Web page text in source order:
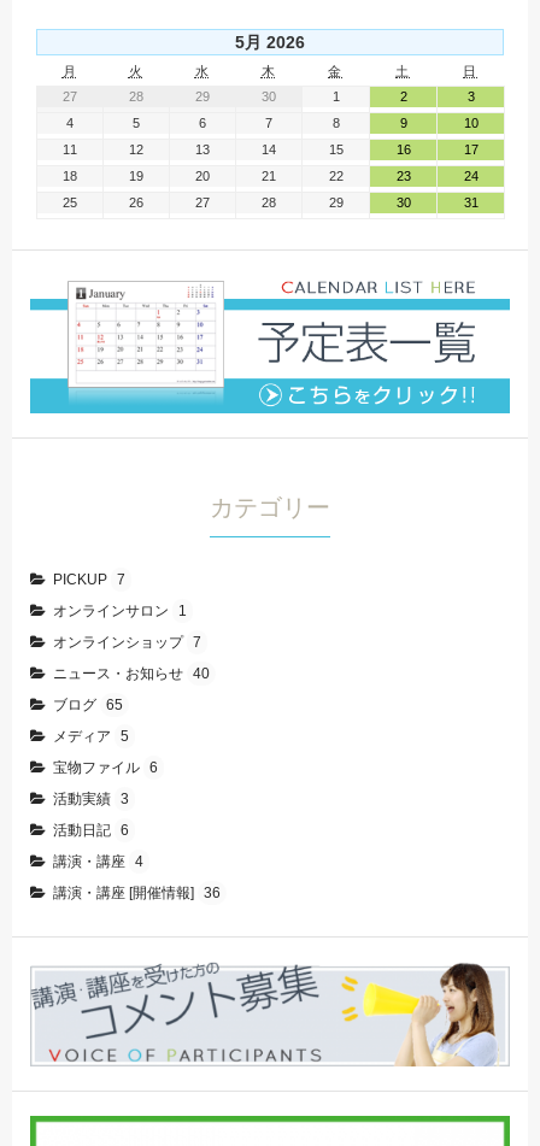
5月 2026
月 火 水 木 金 土
日
27
28 29 30 1 2
3
4
5 6 7 8 9
10
11
12 13 14 15 16
17
18
19 20 21 22 23
24
25
26 27 28 29 30 31
カテゴリー
PICKUP 7
オンラインサロン
1
オンラインショップ 7
ニュース・お知らせ 40
ブログ 65
メディア
5
宝物ファイル 6
活動実績 3
活動日記 6
講演・講座 4
講演・講座 [開催情報] 36